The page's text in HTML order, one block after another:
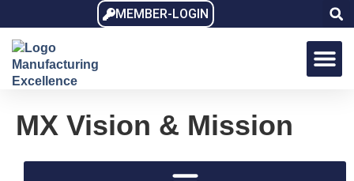
MEMBER-LOGIN
MX Vision & Mission